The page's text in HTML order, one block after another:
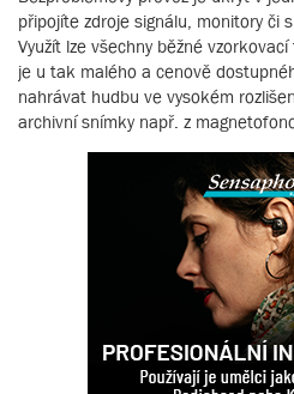
připojíte zdroje signálu, monitory či
Využít lze všechny běžné
je u tak malého a cenově
nahrávat hudbu ve vysokém
archivní snímky např. z